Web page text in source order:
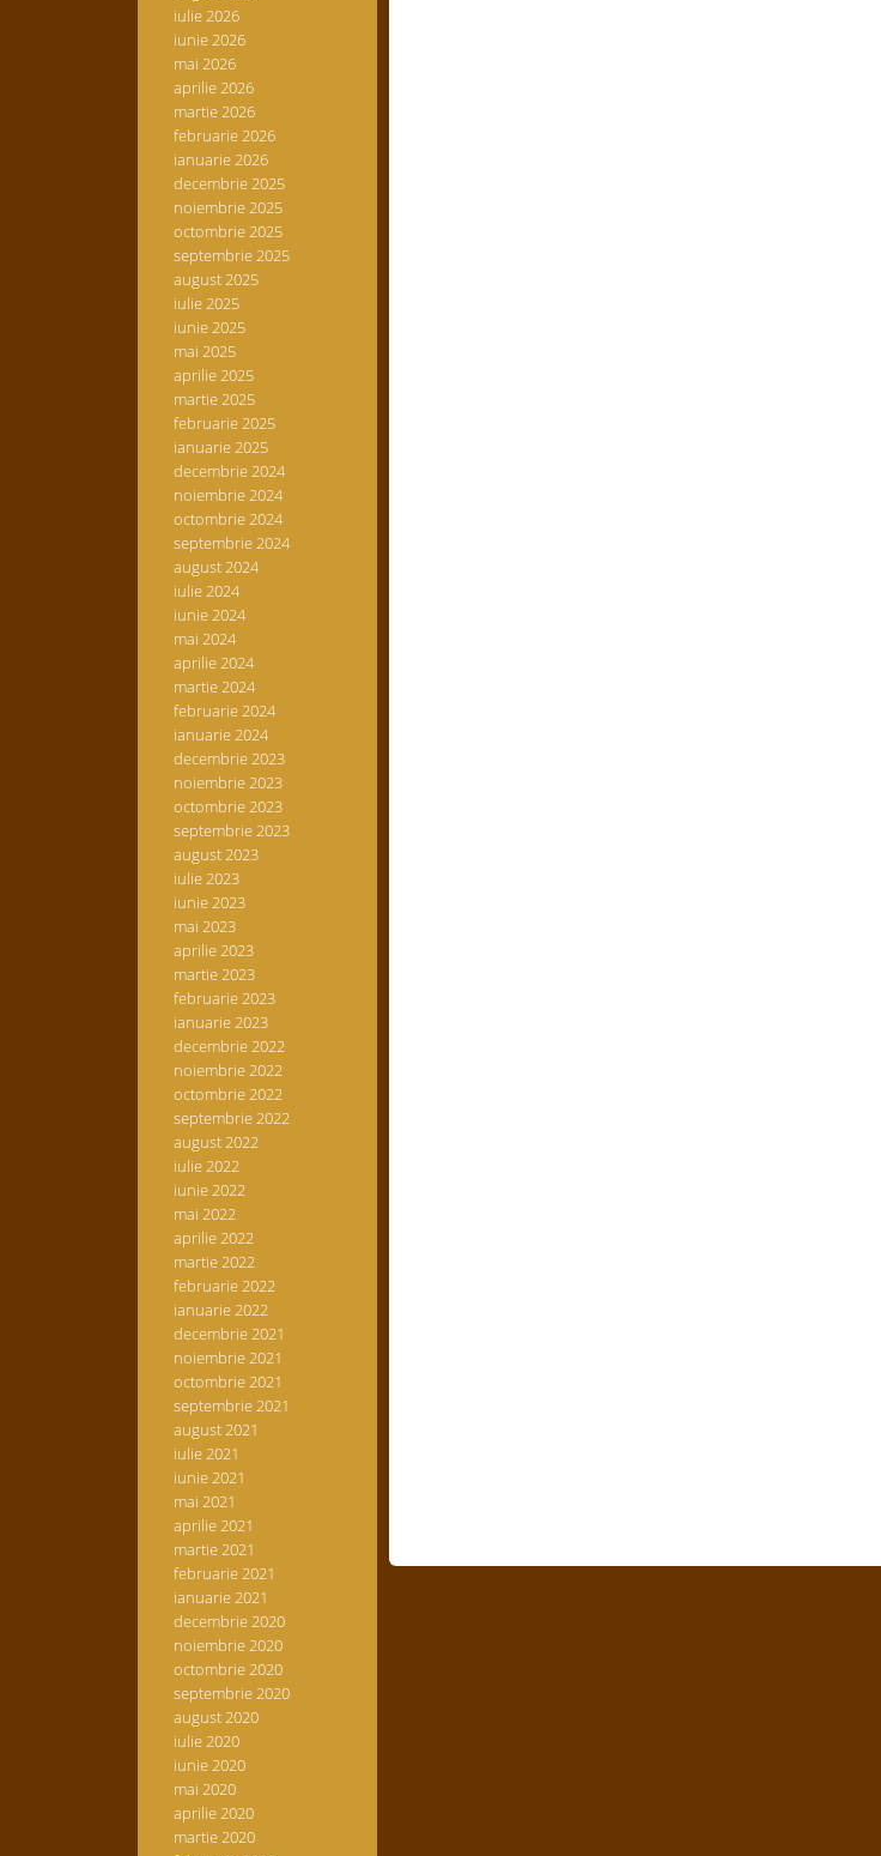
iulie 2026
iunie 2026
mai 2026
aprilie 2026
martie 2026
februarie 2026
ianuarie 2026
decembrie 2025
noiembrie 2025
octombrie 2025
septembrie 2025
august 2025
iulie 2025
iunie 2025
mai 2025
aprilie 2025
martie 2025
februarie 2025
ianuarie 2025
decembrie 2024
noiembrie 2024
octombrie 2024
septembrie 2024
august 2024
iulie 2024
iunie 2024
mai 2024
aprilie 2024
martie 2024
februarie 2024
ianuarie 2024
decembrie 2023
noiembrie 2023
octombrie 2023
septembrie 2023
august 2023
iulie 2023
iunie 2023
mai 2023
aprilie 2023
martie 2023
februarie 2023
ianuarie 2023
decembrie 2022
noiembrie 2022
octombrie 2022
septembrie 2022
august 2022
iulie 2022
iunie 2022
mai 2022
aprilie 2022
martie 2022
februarie 2022
ianuarie 2022
decembrie 2021
noiembrie 2021
octombrie 2021
septembrie 2021
august 2021
iulie 2021
iunie 2021
mai 2021
aprilie 2021
martie 2021
februarie 2021
ianuarie 2021
decembrie 2020
noiembrie 2020
octombrie 2020
septembrie 2020
august 2020
iulie 2020
iunie 2020
mai 2020
aprilie 2020
martie 2020